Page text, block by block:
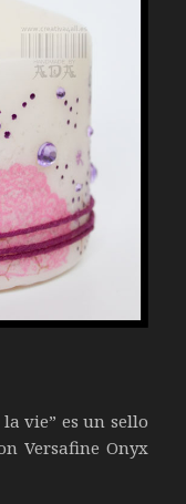
vie” es un sello
Versafine Onyx